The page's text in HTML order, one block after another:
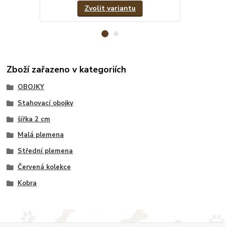
Zvolit variantu
Zboží zařazeno v kategoriích
OBOJKY
Stahovací obojky
šířka 2 cm
Malá plemena
Střední plemena
Červená kolekce
Kobra